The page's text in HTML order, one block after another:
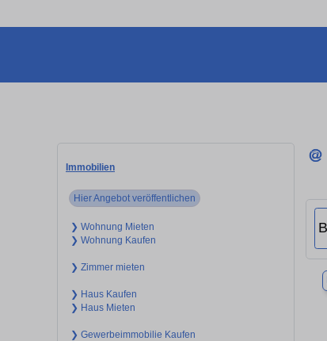
Immobilien
Hier Angebot veröffentlichen
❯ Wohnung Mieten
❯ Wohnung Kaufen
❯ Zimmer mieten
❯ Haus Kaufen
❯ Haus Mieten
❯ Gewerbeimmobilie Kaufen